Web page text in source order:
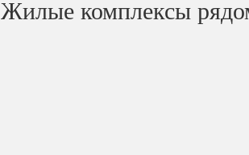
Жилые комплексы